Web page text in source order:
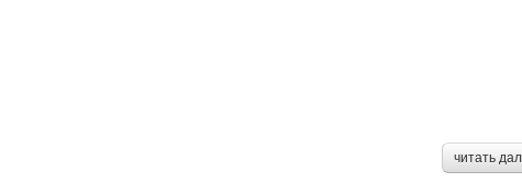
читать